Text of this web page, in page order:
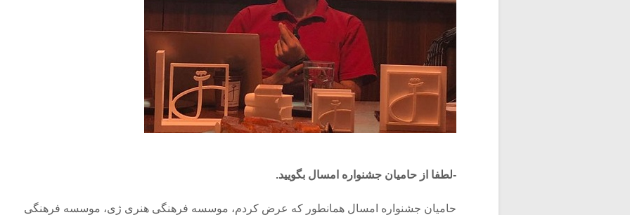
-لطفا از حامیان جشنواره امسال بگویید.
حامیان جشنواره امسال همانطور که عرض کردم، موسسه فرهنگی هنری ژی، موسسه فرهنگی